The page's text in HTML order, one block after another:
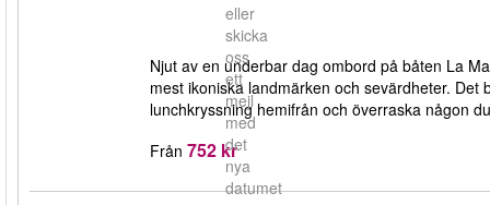
eller
skicka
oss
ett
mejl
med
det
nya
datumet
Njut av en underbar dag ombord på båten La
mest ikoniska landmärken och sevärdheter.
lunchkryssning hemifrån och överraska någon
Från 752 kr